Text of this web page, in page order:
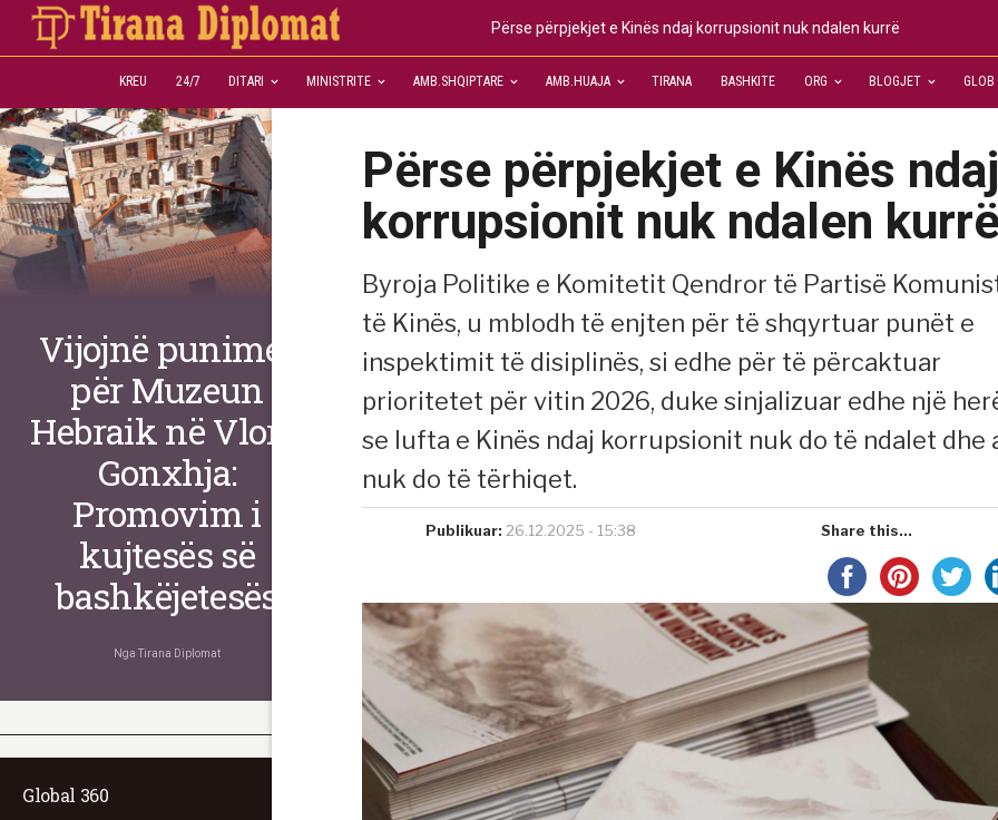
Përse përpjekjet e Kinës ndaj korrupsionit nuk ndalen kurrë
KREU 24/7 DITARI MINISTRITE AMB.SHQIPTARE AMB.HUAJA TIRANA BASHKITE ORG BLOGJET GLOB
Përse përpjekjet e Kinës ndaj
korrupsionit nuk ndalen
Byroja Politike e Komitetit Qendror të Partisë
të Kinës, u mblodh të enjten për të shqyrtuar punët e
inspektimit të disiplinës, si edhe për të përcaktuar
prioritetet për vitin 2026, duke sinjalizuar edhe një
se lufta e Kinës ndaj korrupsionit nuk do të ndalet dhe
nuk do të tërhiqet.
Publikuar: 26.12.2025 - 15:38 Share this...
Vijojnë punimet
për Muzeun
Hebraik në Vlorë,
Gonxhja:
Promovim i
kujtesës së
bashkëjetesës
Nga Tirana Diplomat
Global 360